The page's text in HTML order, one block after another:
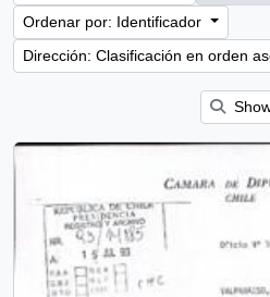
Ordenar por: Identificador
Dirección: Clasificación en orden